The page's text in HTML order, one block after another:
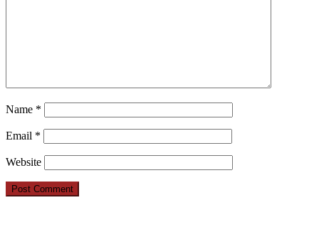
Name *
Email *
Website